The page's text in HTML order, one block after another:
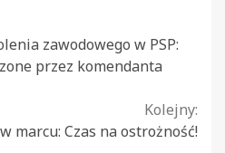
zawodowego w PSP:
przez komendanta
Kolejny:
marcu: Czas na ostrożność!